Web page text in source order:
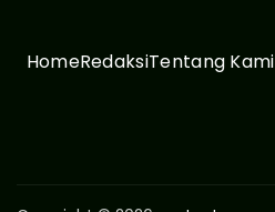
HomeRedaksiTentang Kami